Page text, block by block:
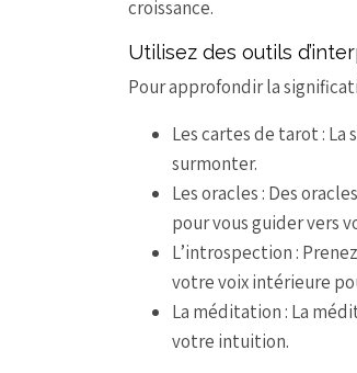
croissance.
Utilisez des outils
Pour approfondir la
Les cartes de tarot :
surmonter.
Les oracles : Des
pour vous guider vers
L’introspection :
votre voix intérieure
La méditation : La
votre intuition.